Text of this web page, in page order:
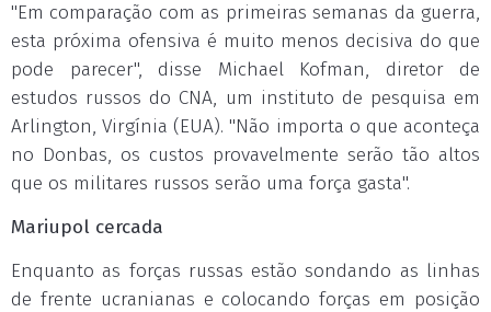
"Em comparação com as primeiras semanas da guerra,
esta próxima ofensiva é muito menos decisiva do que
pode parecer", disse Michael Kofman, diretor de
estudos russos do CNA, um instituto de pesquisa em
Arlington, Virgínia (EUA). "Não importa o que aconteça
no Donbas, os custos provavelmente serão tão altos
que os militares russos serão uma força gasta".
Mariupol cercada
Enquanto as forças russas estão sondando as linhas
de frente ucranianas e colocando forças em posição